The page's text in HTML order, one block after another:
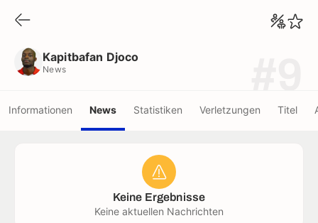
Kapitbafan Djoco
News
Informationen News Statistiken Verletzungen Titel
Keine Ergebnisse
Keine aktuellen Nachrichten